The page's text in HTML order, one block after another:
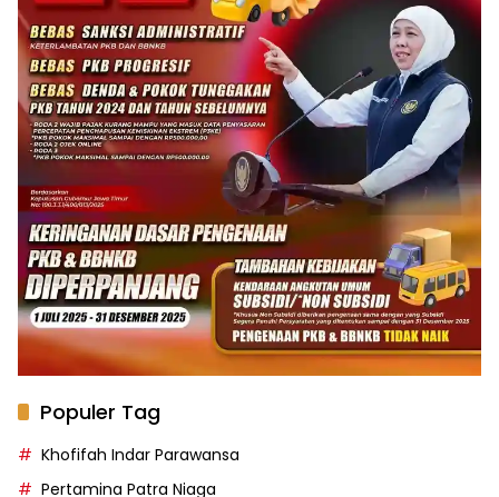
Populer Tag
Khofifah Indar Parawansa
Pertamina Patra Niaga